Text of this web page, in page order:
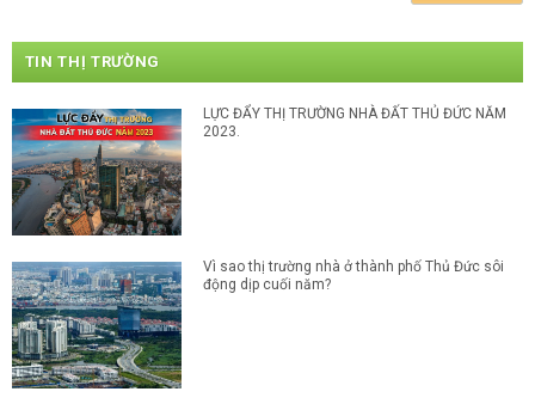
TIN THỊ TRƯỜNG
LỰC ĐẨY THỊ TRƯỜNG NHÀ ĐẤT THỦ ĐỨC NĂM
2023.
Vì sao thị trường nhà ở thành phố Thủ Đức sôi
động dịp cuối năm?